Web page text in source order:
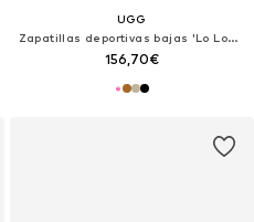
UGG
Zapatillas deportivas bajas 'Lo Lowmel'
156,70€